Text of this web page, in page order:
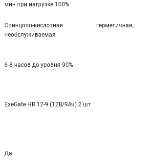
мин при нагрузке 100%
Свинцово-кислотная герметичная,
необслуживаемая
6-8 часов до уровня 90%
ExeGate HR 12-9 (12В/9Ач) 2 шт
Да